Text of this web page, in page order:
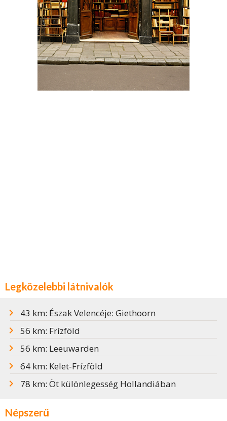
Legközelebbi látnivalók
43 km: Észak Velencéje: Giethoorn
56 km: Frízföld
56 km: Leeuwarden
64 km: Kelet-Frízföld
78 km: Öt különlegesség Hollandiában
Népszerű